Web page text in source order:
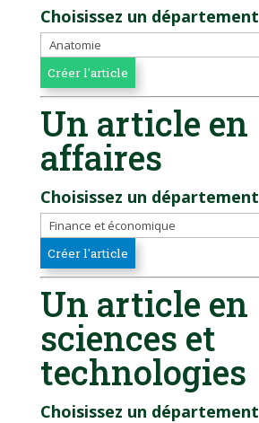
Choisissez un département
Un article en
affaires
Choisissez un département
Un article en
sciences et
technologies
Choisissez un département